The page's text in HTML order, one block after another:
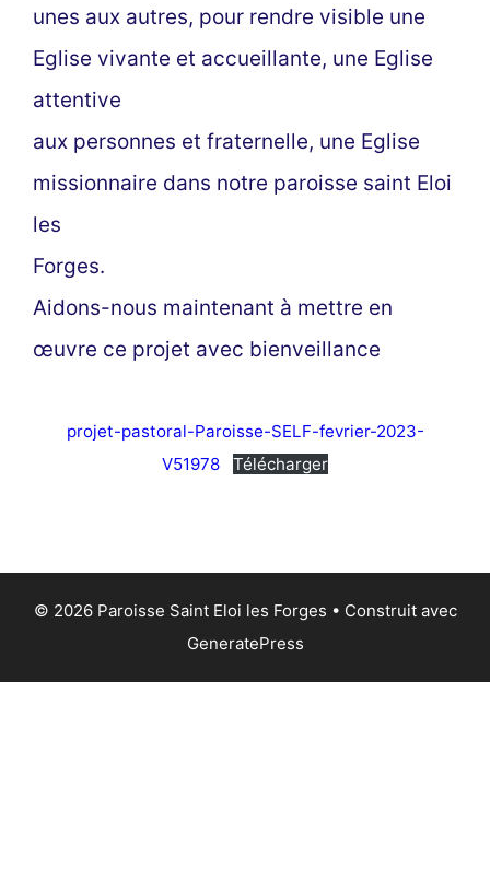
unes aux autres, pour rendre visible une
Eglise vivante et accueillante, une Eglise
attentive
aux personnes et fraternelle, une Eglise
missionnaire dans notre paroisse saint Eloi
les
Forges.
Aidons-nous maintenant à mettre en
œuvre ce projet avec bienveillance
projet-pastoral-Paroisse-SELF-fevrier-2023-
V51978
Télécharger
© 2026 Paroisse Saint Eloi les Forges • Construit avec
GeneratePress